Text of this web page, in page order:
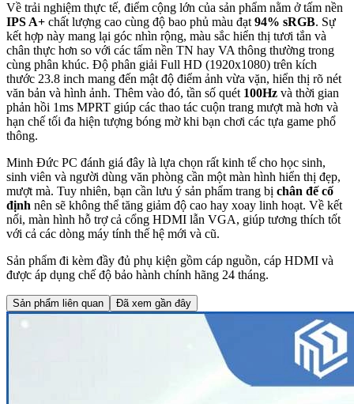
Về trải nghiệm thực tế, điểm cộng lớn của sản phẩm nằm ở tấm nền
IPS A+ chất lượng cao cùng độ bao phủ màu đạt94% sRGB. Sự
kết hợp này mang lại góc nhìn rộng, màu sắc hiển thị tươi tắn và
chân thực hơn so với các tấm nền TN hay VA thông thường trong
cùng phân khúc. Độ phân giải Full HD (1920x1080) trên kích
thước 23.8 inch mang đến mật độ điểm ảnh vừa vặn, hiển thị rõ nét
văn bản và hình ảnh. Thêm vào đó, tần số quét 100Hz và thời gian
phản hồi 1ms MPRT giúp các thao tác cuộn trang mượt mà hơn và
hạn chế tối đa hiện tượng bóng mờ khi bạn chơi các tựa game phổ
thông.
Minh Đức PC đánh giá đây là lựa chọn rất kinh tế cho học sinh,
sinh viên và người dùng văn phòng cần một màn hình hiển thị đẹp,
mượt mà. Tuy nhiên, bạn cần lưu ý sản phẩm trang bị chân đế cố
định nên sẽ không thể tăng giảm độ cao hay xoay linh hoạt. Về kết
nối, màn hình hỗ trợ cả cổng HDMI lẫn VGA, giúp tương thích tốt
với cả các dòng máy tính thế hệ mới và cũ.
Sản phẩm đi kèm đầy đủ phụ kiện gồm cáp nguồn, cáp HDMI và
được áp dụng chế độ bảo hành chính hãng 24 tháng.
Sản phẩm liên quan Đã xem gần đây